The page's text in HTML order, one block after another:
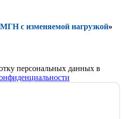
с изменяемой нагрузкой»
персональных данных в